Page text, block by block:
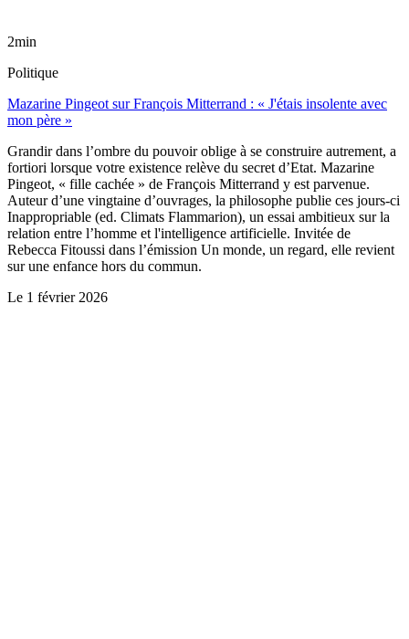
2min
Politique
Mazarine Pingeot sur François Mitterrand : « J'étais insolente avec
mon père »
Grandir dans l’ombre du pouvoir oblige à se construire autrement, a
fortiori lorsque votre existence relève du secret d’Etat. Mazarine
Pingeot, « fille cachée » de François Mitterrand y est parvenue.
Auteur d’une vingtaine d’ouvrages, la philosophe publie ces jours-ci
Inappropriable (ed. Climats Flammarion), un essai ambitieux sur la
relation entre l’homme et l'intelligence artificielle. Invitée de
Rebecca Fitoussi dans l’émission Un monde, un regard, elle revient
sur une enfance hors du commun.
Le 1 février 2026